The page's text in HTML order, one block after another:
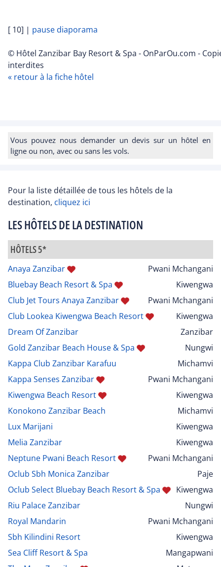
[ 10] | pause diaporama
© Hôtel Zanzibar Bay Resort & Spa - OnParOu.com -
interdites
« retour à la fiche hôtel
Vous pouvez nous demander un devis sur un hôtel en
ligne ou non, avec ou sans les vols.
Pour la liste détaillée de tous les hôtels de la
destination, cliquez ici
LES HÔTELS DE LA DESTINATION
HÔTELS 5*
Anaya Zanzibar
Pwani Mchangani
Bluebay Beach Resort & Spa
Kiwengwa
Club Jet Tours Anaya Zanzibar
Pwani Mchangani
Club Lookea Kiwengwa Beach Resort
Kiwengwa
Dream Of Zanzibar
Zanzibar
Gold Zanzibar Beach House & Spa
Nungwi
Kappa Club Zanzibar Karafuu
Michamvi
Kappa Senses Zanzibar
Pwani Mchangani
Kiwengwa Beach Resort
Kiwengwa
Konokono Zanzibar Beach
Michamvi
Lux Marijani
Kiwengwa
Melia Zanzibar
Kiwengwa
Neptune Pwani Beach Resort
Pwani Mchangani
Oclub Sbh Monica Zanzibar
Paje
Oclub Select Bluebay Beach Resort & Spa
Kiwengwa
Riu Palace Zanzibar
Nungwi
Royal Mandarin
Pwani Mchangani
Sbh Kilindini Resort
Kiwengwa
Sea Cliff Resort & Spa
Mangapwani